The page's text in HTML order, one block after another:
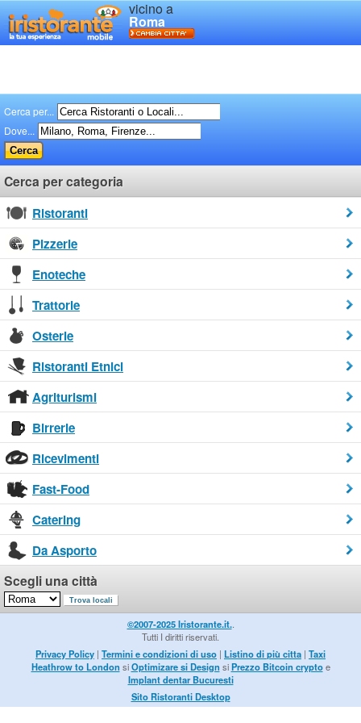
vicino a
Roma
Cerca per...
Dove...
Cerca per categoria
Ristoranti
Pizzerie
Enoteche
Trattorie
Osterie
Ristoranti Etnici
Agriturismi
Birrerie
Ricevimenti
Fast-Food
Catering
Da Asporto
Scegli una città
©2007-2025 Iristorante.it..
Tutti I diritti riservati.
Privacy Policy | Termini e condizioni di uso | Listino di più citta | Taxi
Heathrow to London siOptimizare si Design siPrezzo Bitcoin cryptoe
Implant dentar Bucuresti
Sito Ristoranti Desktop